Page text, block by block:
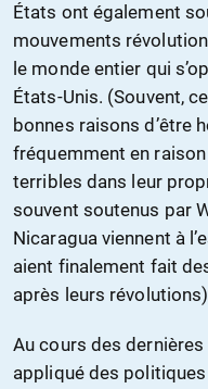
États ont également
mouvements
le monde entier qui
États-Unis. (Souvent,
bonnes raisons d’être
fréquemment en
terribles dans leur
souvent soutenus par
Nicaragua viennent à
aient finalement fait
après leurs
Au cours des
appliqué des politiques